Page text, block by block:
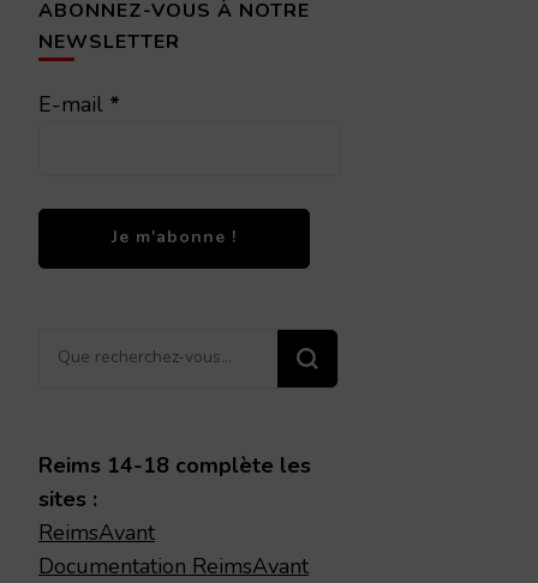
ABONNEZ-VOUS À NOTRE
NEWSLETTER
E-mail *
Vous
Reims 14-18 complète les
sites :
ReimsAvant
Documentation ReimsAvant